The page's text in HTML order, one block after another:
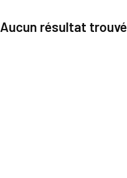
Aucun résultat trouvé